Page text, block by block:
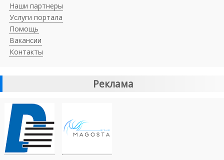
Наши партнеры
Услуги портала
Помощь
Вакансии
Контакты
Реклама